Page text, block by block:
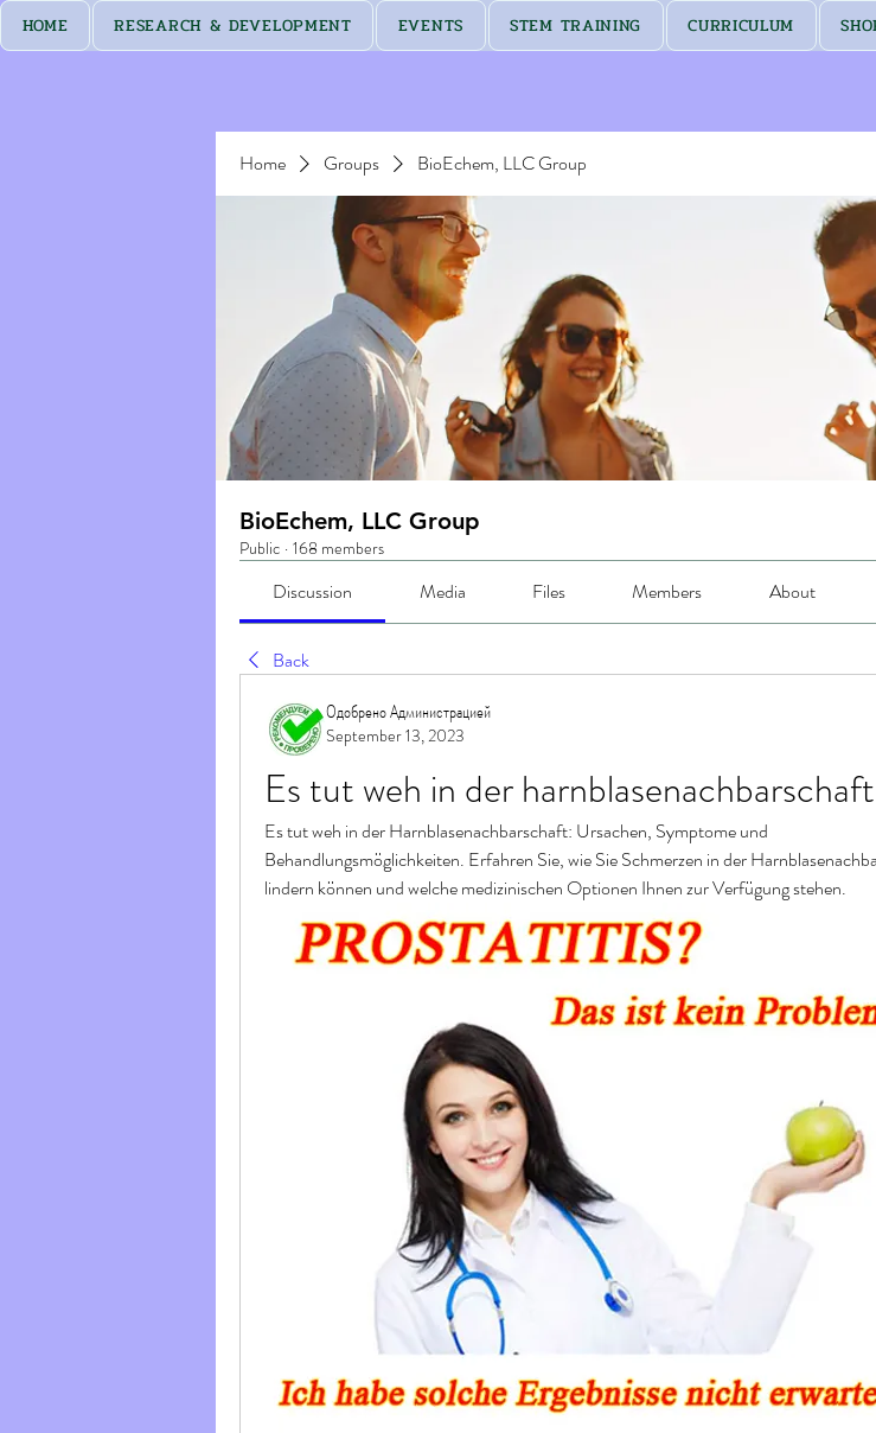
HOME RESEARCH & DEVELOPMENT EVENTS STEM TRAINING CURRICULUM
Home Groups BioEchem, LLC Group
BioEchem, LLC Group
Public · 168 members
Discussion Media Files Members About
Back
Одобрено Администрацией
September 13, 2023
Es tut weh in der harnblasenachbarschaft
Es tut weh in der Harnblasenachbarschaft: Ursachen, Symptome und
Behandlungsmöglichkeiten. Erfahren Sie, wie Sie Schmerzen in der
lindern können und welche medizinischen Optionen Ihnen zur Verfügung stehen.